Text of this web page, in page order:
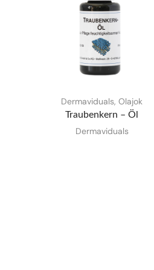
Dermaviduals,Olajok
Traubenkern – Öl
Dermaviduals